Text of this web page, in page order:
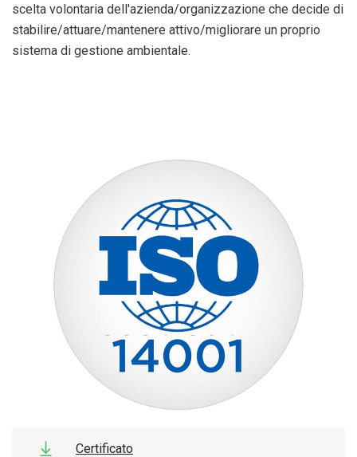
scelta volontaria dell'azienda/organizzazione che decide di
stabilire/attuare/mantenere attivo/migliorare un proprio
sistema di gestione ambientale.
Certificato